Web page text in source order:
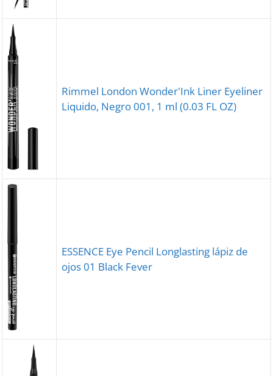
Rimmel London Wonder'Ink Liner Eyeliner
Liquido, Negro 001, 1 ml (0.03 FL OZ)
ESSENCE Eye Pencil Longlasting lápiz de
ojos 01 Black Fever